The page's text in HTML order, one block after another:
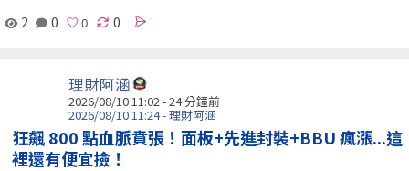
2
0 0
理財阿涵
2026/08/10 11:02 -24 分鐘前
2026/08/10 11:24 - 理財阿涵
狂飆 800 點血脈賁張！面板+先進封裝+BBU 瘋漲...這
裡還有便宜撿！